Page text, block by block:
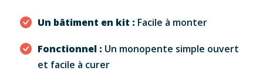
Un bâtiment en kit : Facile à monter
Fonctionnel : Un monopente simple ouvert
et facile à curer